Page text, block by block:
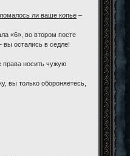
ли ваше копье –
«6», во втором посте
вы остались в седле!
права носить чужую
вы только обороняетесь,